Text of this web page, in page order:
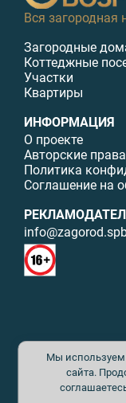
Вся загородная
Загородные
Коттеджные
Участки
Квартиры
ИНФОРМАЦИЯ
О проекте
Авторские права
Политика
Соглашение на
© ИП Малыщева Б.Л.
данного сайта
цитировании ссылка
несет
рекламируемые
Мы используем
сайта.